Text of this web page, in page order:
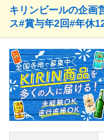
キリンビールの企画
ス#賞与年2回#年休